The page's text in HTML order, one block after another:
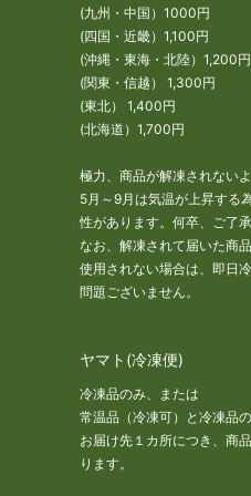
(九州・中国）1000円
(四国・近畿）1,100円
(沖縄・東海・北陸）1,200円
(関東・信越） 1,300円
(東北） 1,400円
(北海道）1,700円
極力、商品が解凍されない
5月～9月は気温が上昇する
性があります。何卒、ご了承
なお、解凍されて届いた商
使用されない場合は、即日
問題ございません。
ヤマト(冷凍便)
冷凍品のみ、または
常温品（冷凍可）と冷凍品
お届け先１カ所につき、商
ります。